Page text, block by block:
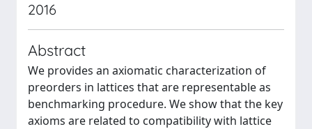
2016
Abstract
We provides an axiomatic characterization of
preorders in lattices that are representable as
benchmarking procedure. We show that the key
axioms are related to compatibility with lattice